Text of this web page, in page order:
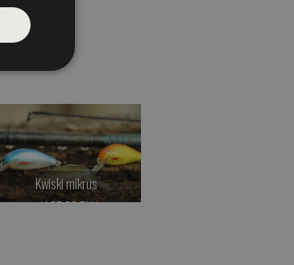
Kwiski mikrus
od 37.00 PLN